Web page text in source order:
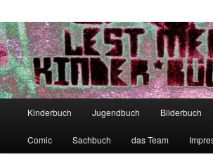
Kinderbuch Jugendbuch Bilderbuch
Comic Sachbuch das Team